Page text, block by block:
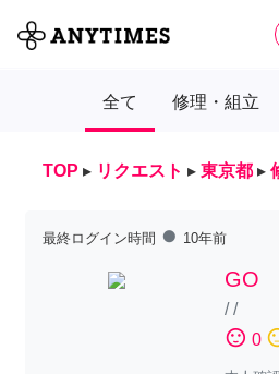
全て 修理・組立
TOP ▸ リクエスト ▸ 東京都 ▸
最終ログイン時間 fiber_manual_record 10年前
GO
//
sentiment_satisfied 0